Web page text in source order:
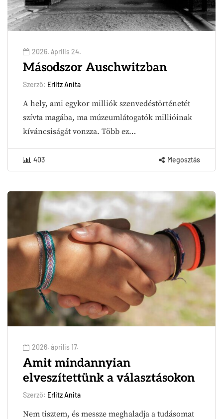
2026. április 24.
Másodszor Auschwitzban
Szerző: Erlitz Anita
A hely, ami egykor milliók szenvedéstörténetét
szívta magába, ma múzeumlátogatók millióinak
kíváncsiságát vonzza. Több ez…
403 Megosztás
2026. április 17.
Amit mindannyian
elveszítettünk a választásokon
Szerző: Erlitz Anita
Nem tisztem, és messze meghaladja a tudásomat